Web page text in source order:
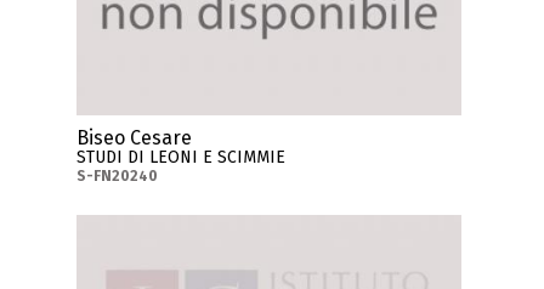
Biseo Cesare
STUDI DI LEONI E SCIMMIE
S-FN20240